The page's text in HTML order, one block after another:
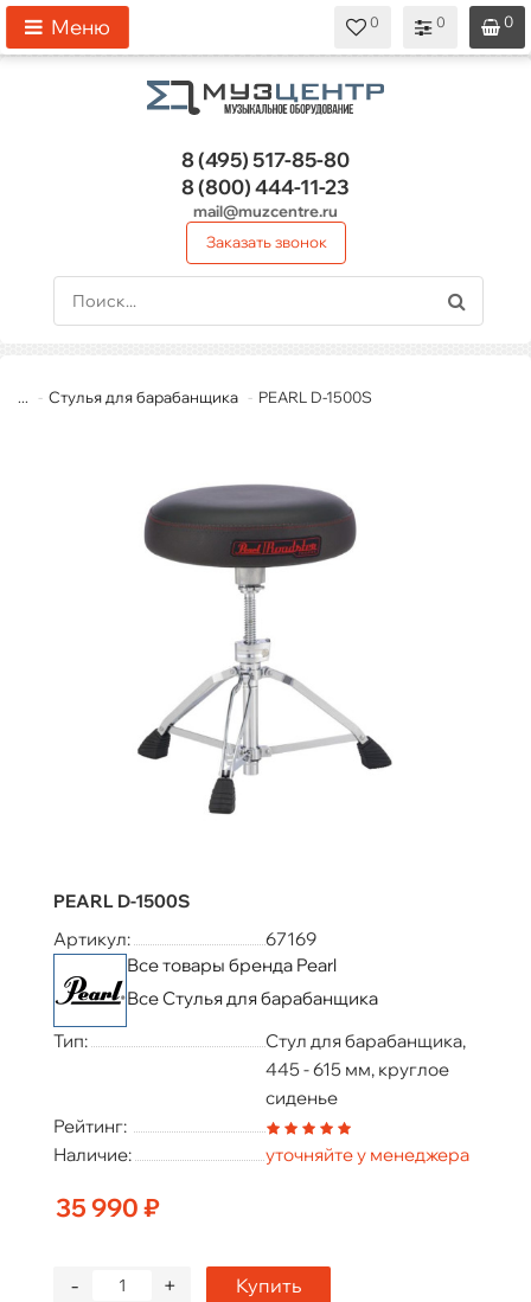
0
0
0
Меню
8 (495)517-85-80
8 (800)444-11-23
mail@muzcentre.ru
Заказать звонок
... Стулья для барабанщика PEARL D-1500S
PEARL D-1500S
Артикул:
67169
Все товары бренда Pearl
Все Стулья для барабанщика
Тип:
Стул для барабанщика,
445 - 615 мм, круглое
сиденье
Рейтинг:
Наличие:
уточняйте у менеджера
35 990 ₽
+
- Купить